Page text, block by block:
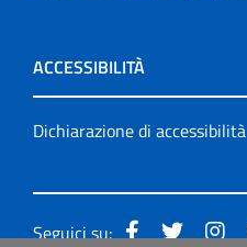
ACCESSIBILITÀ
Dichiarazione di accessibilità
Seguici su: